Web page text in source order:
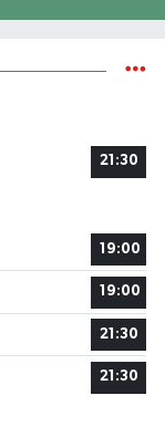
21:30
19:00
19:00
21:30
21:30